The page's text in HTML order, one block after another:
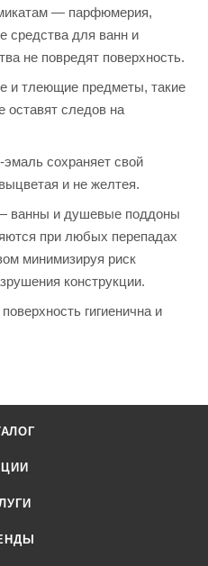
— парфюмерия,
средства для ванн и
не повредят поверхность.
и тлеющие предметы, такие
оставят следов на
сохраняет свой
и не желтея.
ванны и душевые поддоны
при любых перепадах
минимизируя риск
конструкции.
гигиенична и